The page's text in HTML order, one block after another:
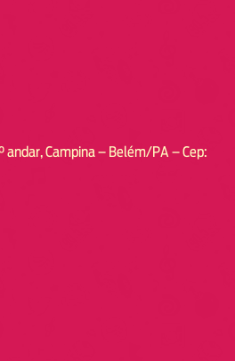
andar, Campina – Belém/PA – Cep: